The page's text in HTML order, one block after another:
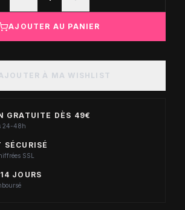
AJOUTER AU PANIER
À MA WISHLIST
GRATUITE DÈS 49€
24-48h
SÉCURISÉ
SSL
JOURS